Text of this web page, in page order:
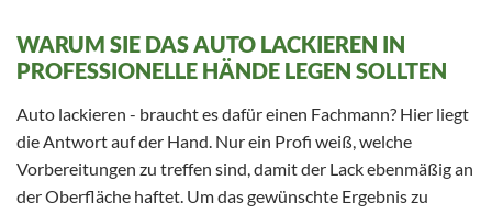
WARUM SIE DAS AUTO LACKIEREN IN
PROFESSIONELLE HÄNDE LEGEN SOLLTEN
Auto lackieren - braucht es dafür einen Fachmann? Hier liegt
die Antwort auf der Hand. Nur ein Profi weiß, welche
Vorbereitungen zu treffen sind, damit der Lack ebenmäßig an
der Oberfläche haftet. Um das gewünschte Ergebnis zu